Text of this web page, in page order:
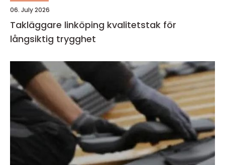
06. July 2026
Takläggare linköping kvalitetstak för
långsiktig trygghet